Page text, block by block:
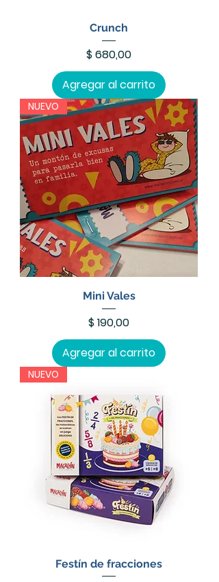
Crunch
Precio
$ 680,00
Agregar al carrito
NUEVO
Mini Vales
Precio
$ 190,00
Agregar al carrito
NUEVO
Festín de fracciones